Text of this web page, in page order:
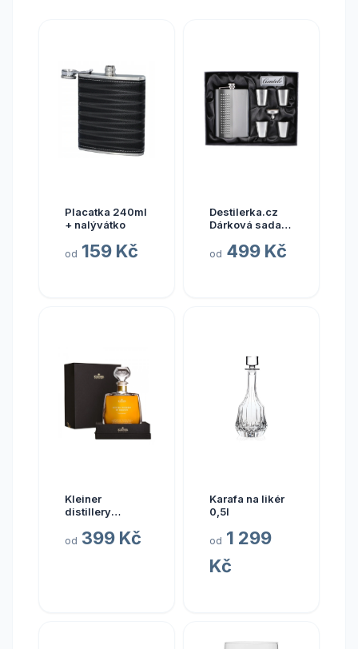
Placatka 240ml
+ nalývátko
od 159 Kč
Destilerka.cz
Dárková sada
panáček
od 499 Kč
Kleiner
distillery
krabička
od 399 Kč
Karafa na likér
0,5l
od 1 299
Kč